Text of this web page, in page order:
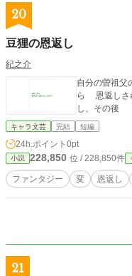
20
豆狸の恩返し
紀之介
自分の曽祖父の
ら 恩返しされる様な事をした記憶がない 2.はーい♡ 恩返
し、その後
キャラ文芸 完結 短編
24h.ポイント 0pt
小説 228,850 位 / 228,850件
ファンタジー 変 恩返し
21